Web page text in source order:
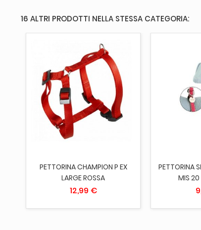
16 ALTRI PRODOTTI NELLA STESSA CATEGORIA:
AGGIUNGI AL CARRELLO
PETTORINA CHAMPION P EX
LARGE ROSSA
12,99 €
PETTORINA
MIS 20